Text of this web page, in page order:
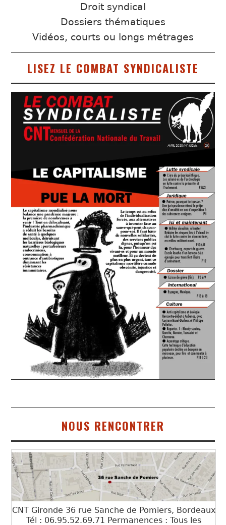
Droit syndical
Dossiers thématiques
Vidéos, courts ou longs métrages
LISEZ LE COMBAT SYNDICALISTE
NOUS RENCONTRER
CNT Gironde 36 rue Sanche de Pomiers, Bordeaux
Tél : 06.95.52.69.71 Permanences : Tous les